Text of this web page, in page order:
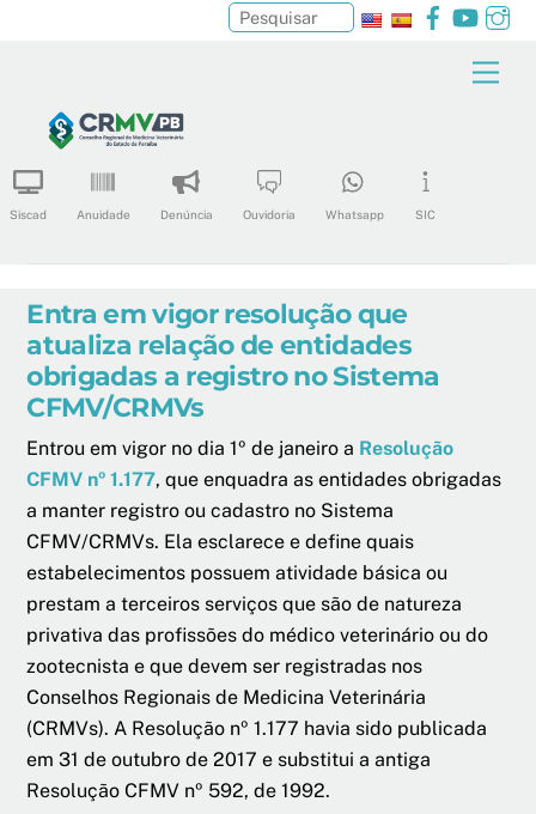
content
Facebook
Siscad Anuidade Denúncia Ouvidoria Whatsapp SIC
Pesquisar
Entra em vigor resolução que
atualiza relação de entidades
obrigadas a registro no Sistema
CFMV/CRMVs
Entrou em vigor no dia 1º de janeiro a Resolução
CFMV nº 1.177, que enquadra as entidades obrigadas
a manter registro ou cadastro no Sistema
CFMV/CRMVs. Ela esclarece e define quais
estabelecimentos possuem atividade básica ou
prestam a terceiros serviços que são de natureza
privativa das profissões do médico veterinário ou do
zootecnista e que devem ser registradas nos
Conselhos Regionais de Medicina Veterinária
(CRMVs). A Resolução nº 1.177 havia sido publicada
em 31 de outubro de 2017 e substitui a antiga
Resolução CFMV nº 592, de 1992.